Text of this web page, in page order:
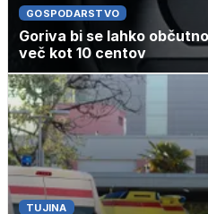
GOSPODARSTVO
Goriva bi se lahko
več kot 10 centov
TUJINA